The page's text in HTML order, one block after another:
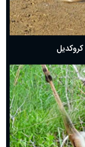
کروکدیل